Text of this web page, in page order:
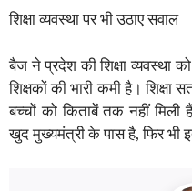
शिक्षा व्यवस्था पर भी उठाए सवाल
बैज ने प्रदेश की शिक्षा व्यवस्था
शिक्षकों की भारी कमी है।
बच्चों को किताबें तक नहीं मिली
खुद मुख्यमंत्री के पास है, फिर भी